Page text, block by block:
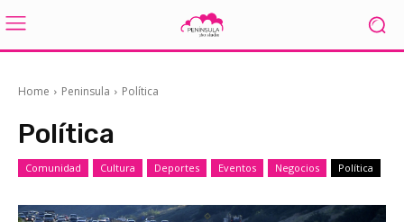
Home Peninsula Política
Política
Comunidad Cultura Deportes Eventos Negocios Política